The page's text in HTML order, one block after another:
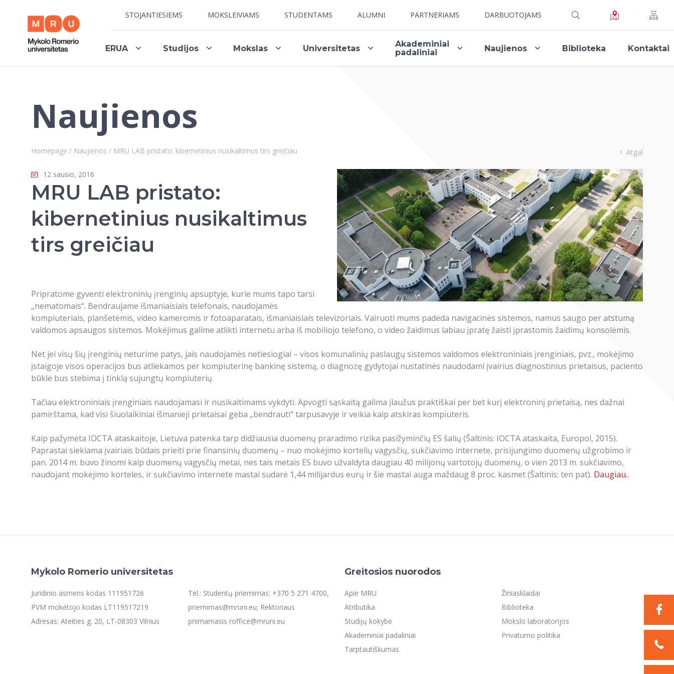
STOJANTIESIEMS MOKSLEIVIAMS STUDENTAMS ALUMNI PARTNERIAMS DARBUOTOJAMS
ERUA Studijos Mokslas Universitetas
Akademiniai
padaliniai
Naujienos Biblioteka Kontaktai
Naujienos
Homepage / Naujienos / MRU LAB pristato: kibernetinius nusikaltimus tirs greičiau Atgal
12 sausio, 2016
MRU LAB pristato:
kibernetinius nusikaltimus
tirs greičiau
Pripratome gyventi elektroninių įrenginių apsuptyje, kurie mums tapo tarsi
„nematomais“. Bendraujame išmaniaisiais telefonais, naudojamės
kompiuteriais, planšetėmis, video kameromis ir fotoaparatais, išmaniaisiais televizoriais. Vairuoti mums padeda navigacinės sistemos, namus saugo per atstumą
valdomos apsaugos sistemos. Mokėjimus galime atlikti internetu arba iš mobiliojo telefono, o video žaidimus labiau įpratę žaisti įprastomis žaidimų konsolėmis.
Net jei visų šių įrenginių neturime patys, jais naudojamės netiesiogiai – visos komunalinių paslaugų sistemos valdomos elektroniniais įrenginiais, pvz., mokėjimo
įstaigoje visos operacijos bus atliekamos per kompiuterinę bankinę sistemą, o diagnozę gydytojai nustatinės naudodami įvairius diagnostinius prietaisus, paciento
būklė bus stebima į tinklą sujungtų kompiuterių.
Tačiau elektroniniais įrenginiais naudojamasi ir nusikaltimams vykdyti. Apvogti sąskaitą galima įlaužus praktiškai per bet kurį elektroninį prietaisą, nes dažnai
pamirštama, kad visi šiuolaikiniai išmanieji prietaisai geba „bendrauti“ tarpusavyje ir veikia kaip atskiras kompiuteris.
Kaip pažymėta IOCTA ataskaitoje, Lietuva patenka tarp didžiausia duomenų praradimo rizika pasižyminčių ES šalių (Šaltinis: IOCTA ataskaita, Europol, 2015).
Paprastai siekiama įvairiais būdais prieiti prie finansinių duomenų – nuo mokėjimo kortelių vagysčių, sukčiavimo internete, prisijungimo duomenų užgrobimo ir
pan. 2014 m. buvo žinomi kaip duomenų vagysčių metai, nes tais metais ES buvo užvaldyta daugiau 40 milijonų vartotojų duomenų, o vien 2013 m. sukčiavimo,
naudojant mokėjimo korteles, ir sukčiavimo internete mastai sudarė 1,44 milijardus eurų ir šie mastai auga maždaug 8 proc. kasmet (Šaltinis: ten pat). Daugiau..
Mykolo Romerio universitetas
Juridinio asmens kodas 111951726
PVM mokėtojo kodas LT119517219
Adresas: Ateities g. 20, LT-08303 Vilnius
Tel.: Studentų priėmimas: +370 5 271 4700,
priemimas@mruni.eu; Rektoriaus
priimamasis roffice@mruni.eu
Greitosios nuorodos
Apie MRU
Atributika
Studijų kokybė
Akademiniai padaliniai
Tarptautiškumas
Žiniasklaidai
Biblioteka
Mokslo laboratorijos
Privatumo politika